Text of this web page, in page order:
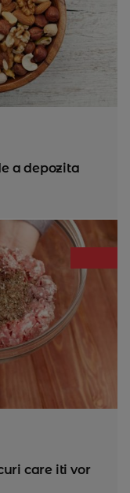
a depozita
care iti vor